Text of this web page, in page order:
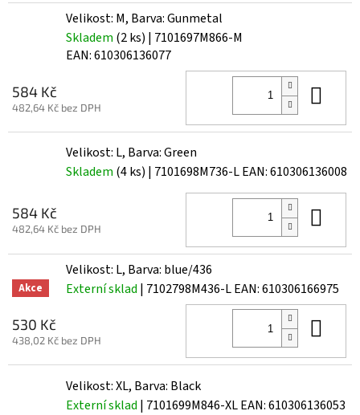
Velikost: M, Barva: Gunmetal
Skladem (2 ks) | 7101697M866-M
EAN:610306136077
584 Kč
482,64 Kč bez DPH
Velikost: L, Barva: Green
Skladem (4 ks) | 7101698M736-LEAN:610306136008
584 Kč
482,64 Kč bez DPH
Akce
Velikost: L, Barva: blue/436
Externí sklad | 7102798M436-LEAN:610306166975
530 Kč
438,02 Kč bez DPH
Velikost: XL, Barva: Black
Externí sklad | 7101699M846-XLEAN:610306136053